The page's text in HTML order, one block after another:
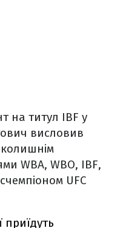
на титул IBF у
висловив
WBA, WBO, IBF,
UFC
приїдуть